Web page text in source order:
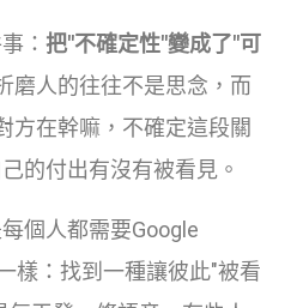
： 把"不確定性"變成了"可
磨人的往往不是思念，而
在幹嘛，不確定這段關
的付出有沒有被看見。
個人都需要Google
樣：找到一種讓彼此"被看